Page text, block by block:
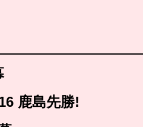
鹿島先勝!